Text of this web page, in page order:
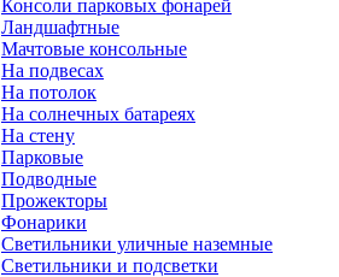
Консоли парковых фонарей
Ландшафтные
Мачтовые консольные
На подвесах
На потолок
На солнечных батареях
На стену
Парковые
Подводные
Прожекторы
Фонарики
Светильники уличные наземные
Светильники и подсветки